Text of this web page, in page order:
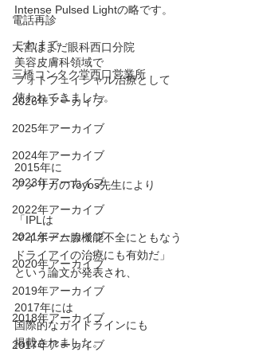
電話再診
大宮はまだ眼科西口分院
三橋コンタク堂西口営業所
2026年アーカイブ
2025年アーカイブ
2024年アーカイブ
2023年アーカイブ
2022年アーカイブ
2021年アーカイブ
2020年アーカイブ
2019年アーカイブ
2018年アーカイブ
2017年アーカイブ
Intense Pulsed Lightの略です。
これまで
美容皮膚科領域で
フォトフェイシャル治療として
使われてきました。
2015年に
アメリカのToyos先生により
「IPLは
マイボーム腺機能不全にともなう
ドライアイの治療にも有効だ」
という論文が発表され、
2017年には
国際的なガイドラインにも
掲載されました。